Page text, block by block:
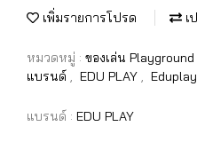
เพิ่มรายการโปรด เ
หมวดหมู่ : ของเล่น Playground
แบรนด์ , EDU PLAY ,
แบรนด์ : EDU PLAY